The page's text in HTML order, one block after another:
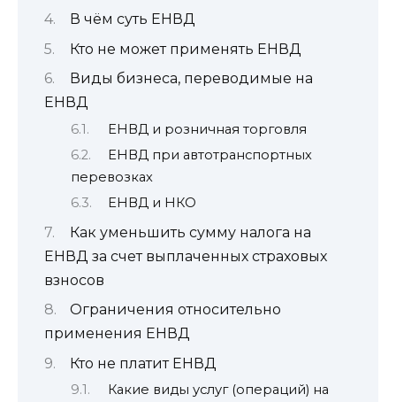
В чём суть ЕНВД
Кто не может применять ЕНВД
Виды бизнеса, переводимые на
ЕНВД
ЕНВД и розничная торговля
ЕНВД при автотранспортных
перевозках
ЕНВД и НКО
Как уменьшить сумму налога на
ЕНВД за счет выплаченных страховых
взносов
Ограничения относительно
применения ЕНВД
Кто не платит ЕНВД
Какие виды услуг (операций) на